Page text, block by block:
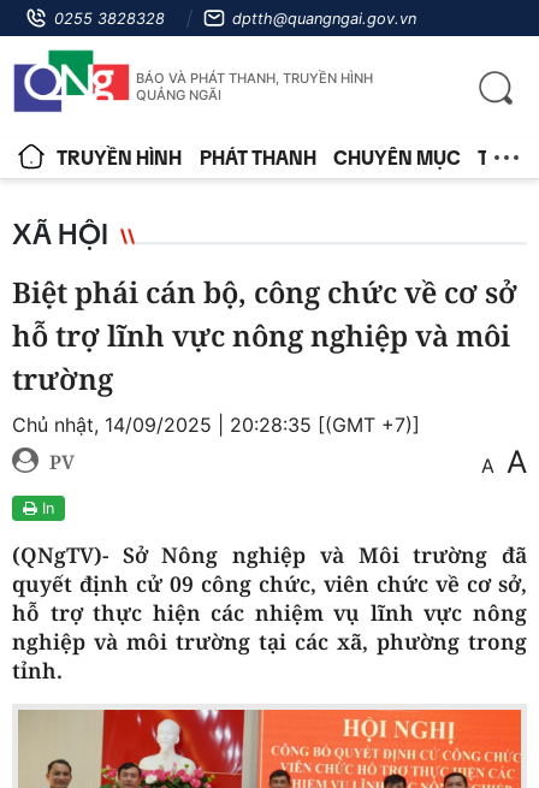
0255 3828328 dptth@quangngai.gov.vn
BÁO VÀ PHÁT THANH, TRUYỀN HÌNH
QUẢNG NGÃI
TRUYỀN HÌNH PHÁT THANH CHUYÊN MỤC TIN
XÃ HỘI
Biệt phái cán bộ, công chức về cơ sở
hỗ trợ lĩnh vực nông nghiệp và môi
trường
Chủ nhật, 14/09/2025 | 20:28:35 [(GMT +7)]
PV A A
In
(QNgTV)- Sở Nông nghiệp và Môi trường đã
quyết định cử 09 công chức, viên chức về cơ sở,
hỗ trợ thực hiện các nhiệm vụ lĩnh vực nông
nghiệp và môi trường tại các xã, phường trong
tỉnh.